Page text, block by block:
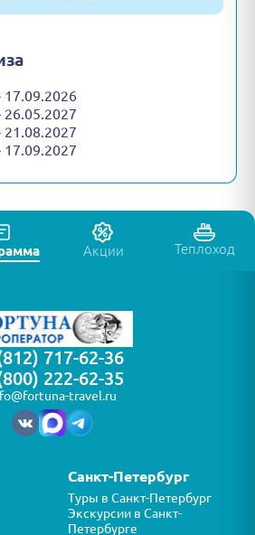
17.09.2026
26.05.2027
21.08.2027
17.09.2027
Акции Теплоход
717-62-36
222-62-35
travel.ru
Санкт-Петербург
Туры в Санкт-Петербург
Экскурсии в Санкт-
Петербурге